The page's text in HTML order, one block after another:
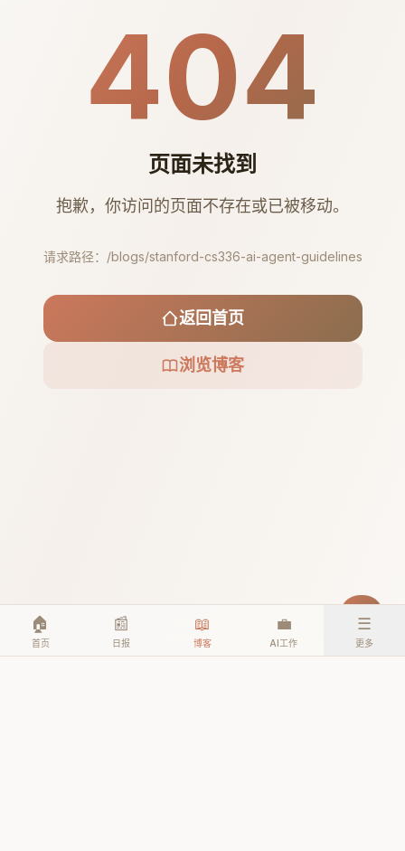
404
页面未找到
抱歉，你访问的页面不存在或已被移动。
请求路径： /blogs/stanford-cs336-ai-agent-guidelines
返回首页
浏览博客
🏠
首页
📰
日报
📖
博客
💼
AI工作
☰
更多